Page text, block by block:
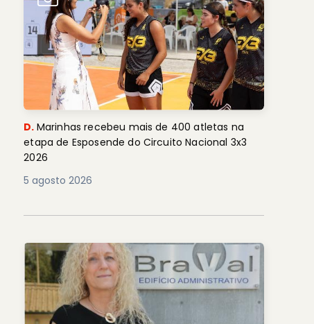
D. Marinhas recebeu mais de 400 atletas na
etapa de Esposende do Circuito Nacional 3x3
2026
5 agosto 2026